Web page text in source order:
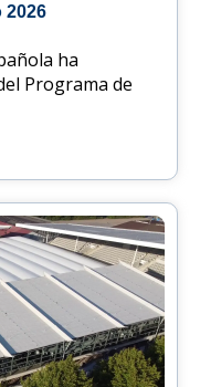
2026
ha
Programa de